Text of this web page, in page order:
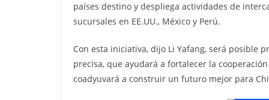
países destino y despliega actividades de
sucursales en EE.UU., México y Perú.
Con esta iniciativa, dijo Li Yafang, será posible
precisa, que ayudará a fortalecer la
coadyuvará a construir un futuro mejor para